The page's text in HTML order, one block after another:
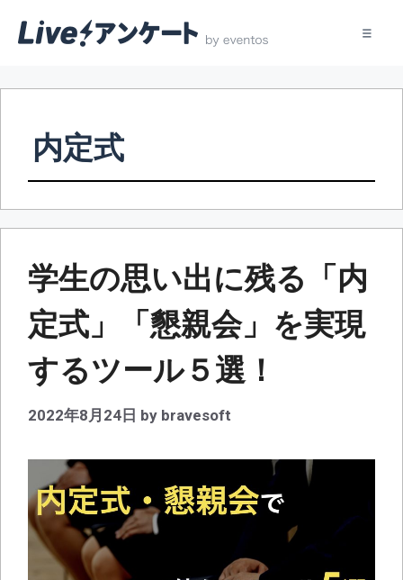
ス
内定式
学生の思い出に残る「内
定式」「懇親会」を実現
するツール５選！
2022年8月24日 by bravesoft